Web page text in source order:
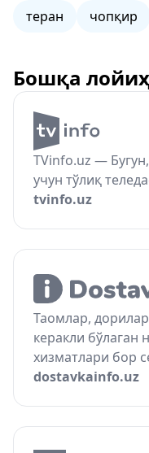
теран
чопқир
Бошқа
TVinfo.uz —
учун тўлиқ
tvinfo.uz
Таомлар,
керакли бўлаган
хизматлари бор
dostavkainfo.uz